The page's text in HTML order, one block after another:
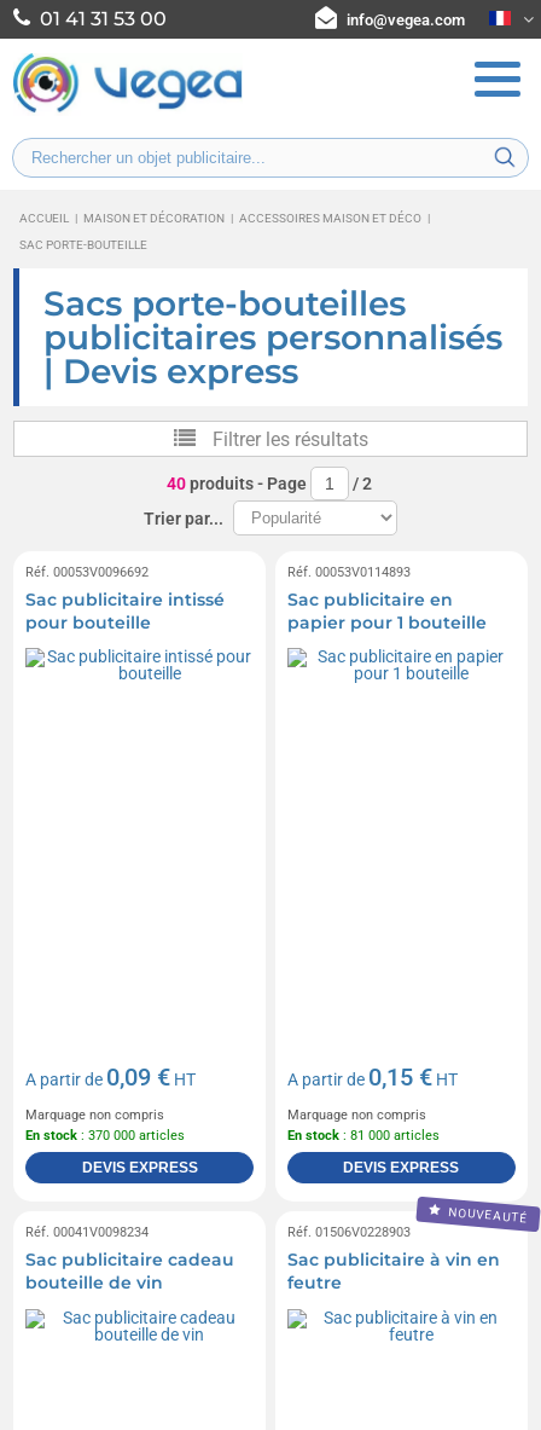
01 41 31 53 00 info@vegea.com
ACCUEIL | MAISON ET DÉCORATION | ACCESSOIRES MAISON ET DÉCO |
SAC PORTE-BOUTEILLE
Sacs porte-bouteilles
publicitaires personnalisés
| Devis express
Filtrer les résultats
40produits- Page /2
Trier par...
Réf. 00053V0096692
Sac publicitaire intissé
pour bouteille
A partir de 0,09 € HT
Marquage non compris
En stock : 370 000 articles
DEVIS EXPRESS
Réf. 00053V0114893
Sac publicitaire en
papier pour 1 bouteille
A partir de 0,15 € HT
Marquage non compris
En stock : 81 000 articles
DEVIS EXPRESS
Réf. 00041V0098234
Sac publicitaire cadeau
bouteille de vin
NOUVEAUTÉ
Réf. 01506V0228903
Sac publicitaire à vin en
feutre